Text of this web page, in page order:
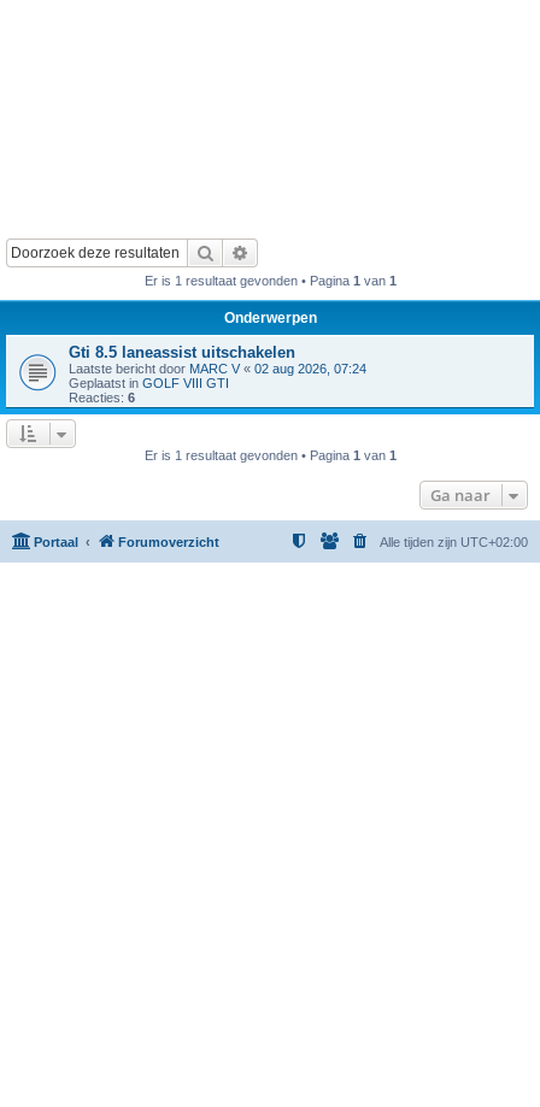
Zoek
Er is 1 resultaat gevonden • Pagina 1 van 1
Onderwerpen
Gti 8.5 laneassist uitschakelen
Laatste bericht door MARC V « 02 aug 2026, 07:24
Geplaatst in GOLF VIII GTI
Reacties: 6
Er is 1 resultaat gevonden • Pagina 1 van 1
Ga naar
Portaal Forumoverzicht Alle tijden zijn UTC+02:00